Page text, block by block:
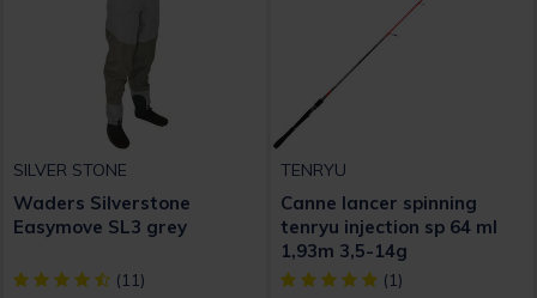
SILVER STONE
Waders Silverstone
Easymove SL3 grey
[object Object] out of 5 Customer Rating
(11)
TENRYU
Canne lancer spinning
tenryu injection sp 64 ml
1,93m 3,5-14g
[object Object] out of 5
(1)